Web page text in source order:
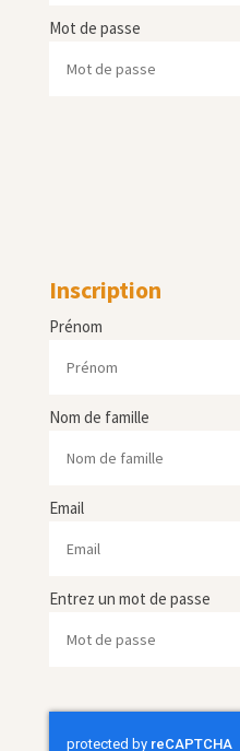
Mot de passe
Inscription
Prénom
Nom de famille
Email
Entrez un mot de passe